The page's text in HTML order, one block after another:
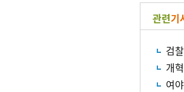
관련기
검
개
여